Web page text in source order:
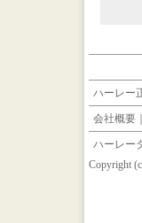
ハーレー
会社概要
ハーレー
Copyright